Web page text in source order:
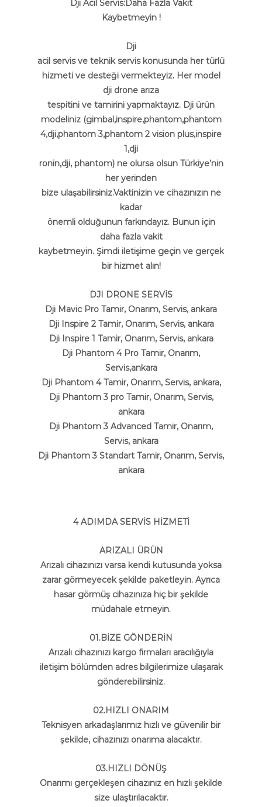
Dji Acil Servis:Daha Fazla Vakit
Kaybetmeyin !
Dji
acil servis ve teknik servis konusunda her türlü
hizmeti ve desteği vermekteyiz. Her model
dji drone arıza
tespitini ve tamirini yapmaktayız. Dji ürün
modeliniz (gimbal,inspire,phantom,phantom
4,dji,phantom 3,phantom 2 vision plus,inspire
1,dji
ronin,dji, phantom) ne olursa olsun Türkiye’nin
her yerinden
bize ulaşabilirsiniz.Vaktinizin ve cihazınızın ne
kadar
önemli olduğunun farkındayız. Bunun için
daha fazla vakit
kaybetmeyin. Şimdi iletişime geçin ve gerçek
bir hizmet alın!
DJI DRONE SERVİS
Dji Mavic Pro Tamir, Onarım, Servis, ankara
Dji Inspire 2 Tamir, Onarım, Servis, ankara
Dji Inspire 1 Tamir, Onarım, Servis, ankara
Dji Phantom 4 Pro Tamir, Onarım,
Servis,ankara
Dji Phantom 4 Tamir, Onarım, Servis, ankara,
Dji Phantom 3 pro Tamir, Onarım, Servis,
ankara
Dji Phantom 3 Advanced Tamir, Onarım,
Servis, ankara
Dji Phantom 3 Standart Tamir, Onarım, Servis,
ankara
4 ADIMDA SERVİS HİZMETİ
ARIZALI ÜRÜN
Arızalı cihazınızı varsa kendi kutusunda yoksa
zarar görmeyecek şekilde paketleyin. Ayrıca
hasar görmüş cihazınıza hiç bir şekilde
müdahale etmeyin.
01.BİZE GÖNDERİN
Arızalı cihazınızı kargo firmaları aracılığıyla
iletişim bölümden adres bilgilerimize ulaşarak
gönderebilirsiniz.
02.HIZLI ONARIM
Teknisyen arkadaşlarımız hızlı ve güvenilir bir
şekilde, cihazınızı onarıma alacaktır.
03.HIZLI DÖNÜŞ
Onarımı gerçekleşen cihazınız en hızlı şekilde
size ulaştırılacaktır.